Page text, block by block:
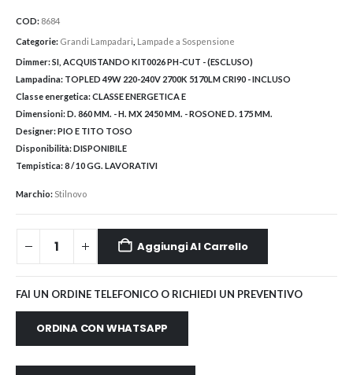
COD: 8684
Categorie: Grandi Lampadari Lampade a Sospensione
Dimmer:SI, ACQUISTANDO KIT0026 PH-CUT - (ESCLUSO)
Lampadina: TOPLED 49W 220-240V 2700K 5170LM CRI90 - INCLUSO
Classe energetica:CLASSE ENERGETICA E
Dimensioni:D. 860 MM. - H. MX 2450 MM. - ROSONE D. 175 MM.
Designer:PIO E TITO TOSO
Disponibilità:DISPONIBILE
Tempistica:8 / 10 GG. LAVORATIVI
Marchio: Stilnovo
Aggiungi Al Carrello
FAI UN ORDINE TELEFONICO O RICHIEDI UN PREVENTIVO
ORDINA CON WHATSAPP